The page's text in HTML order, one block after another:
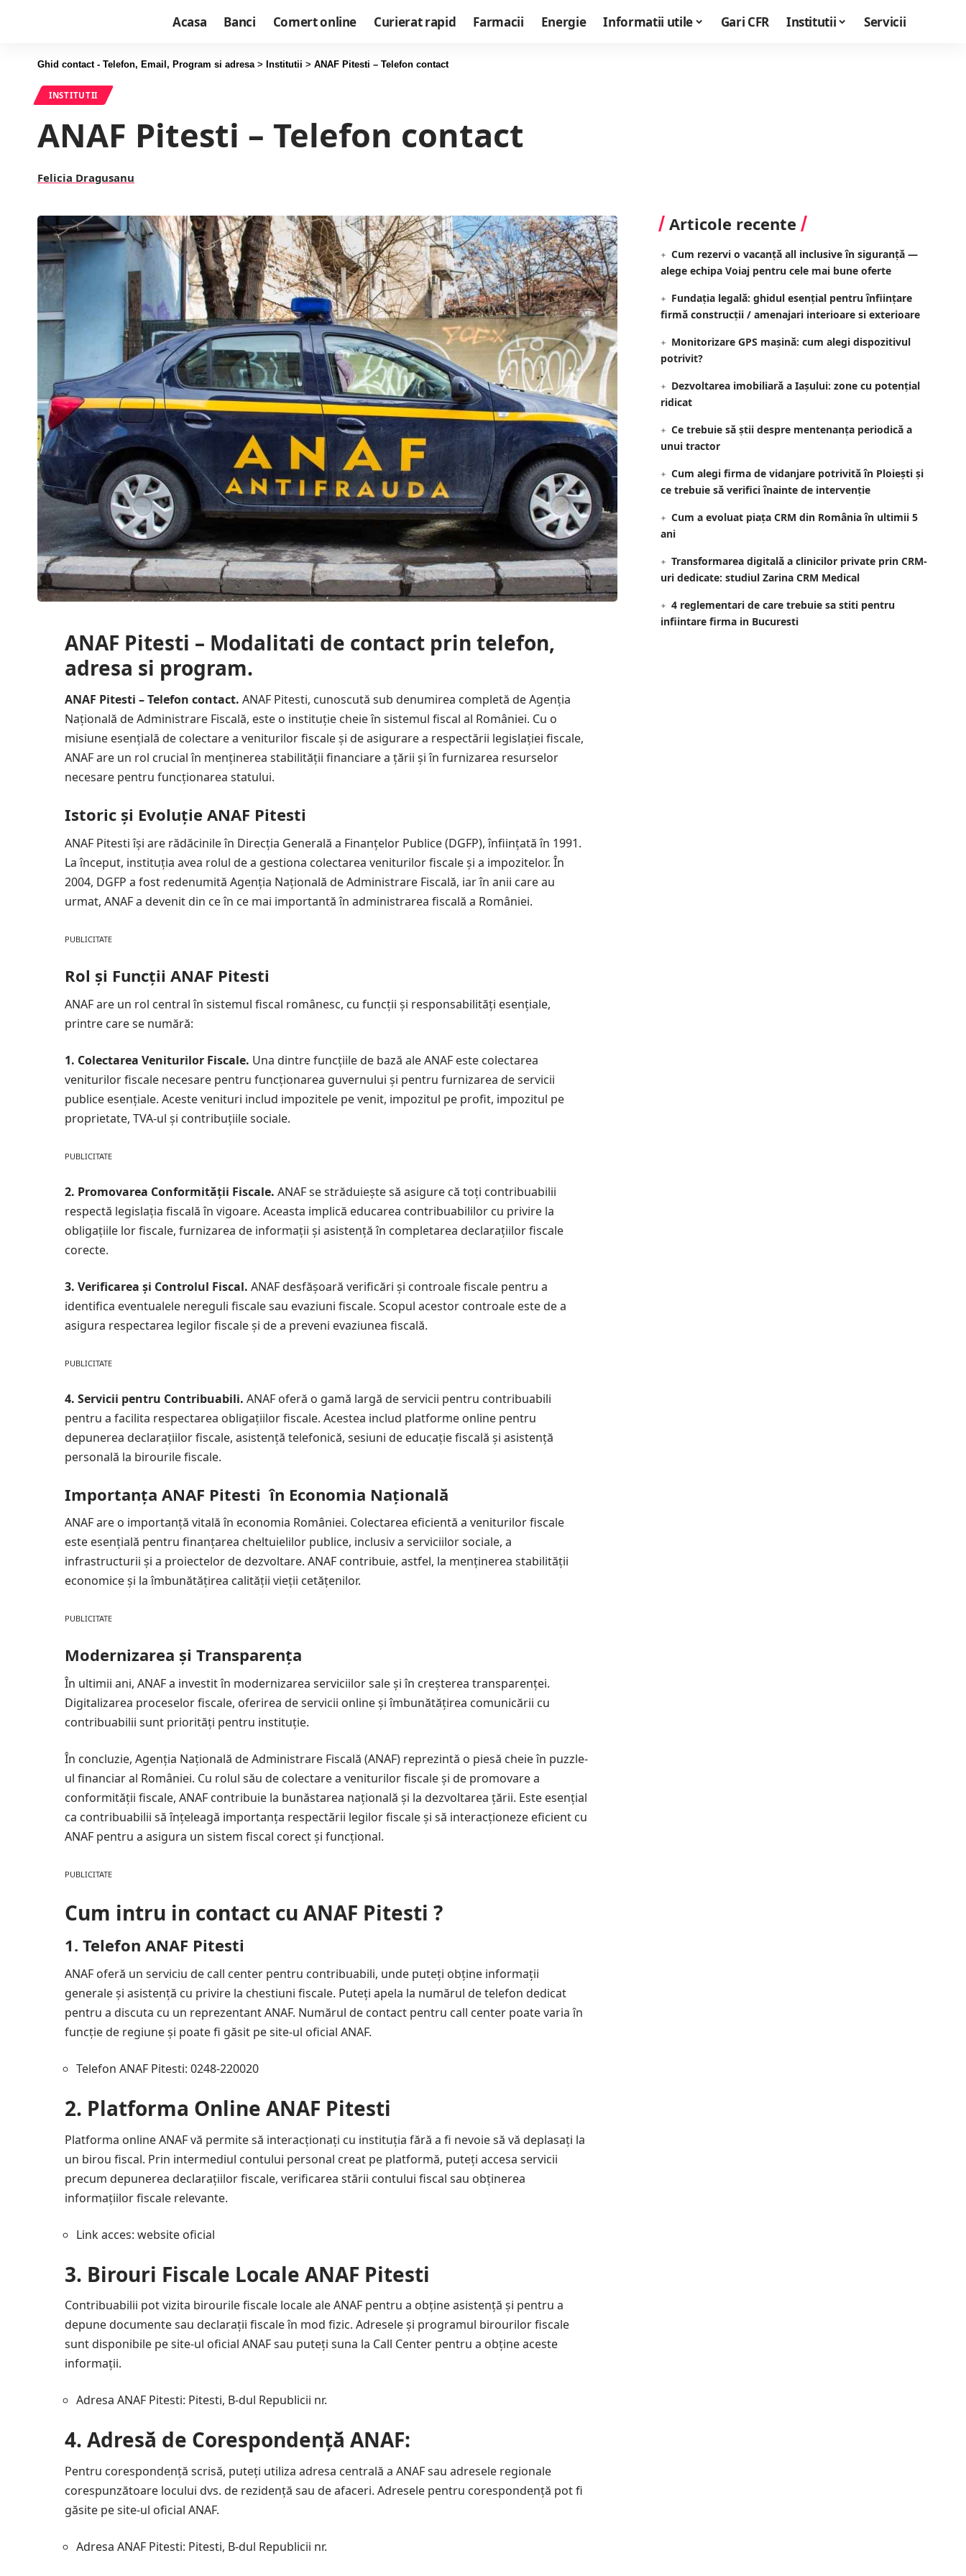
Acasa Banci Comert online Curierat rapid Farmacii Energie Informatii utile Gari CFR Institutii Servicii
Ghid contact - Telefon, Email, Program si adresa> Institutii > ANAF Pitesti – Telefon contact
INSTITUTII
ANAF Pitesti – Telefon contact
Felicia Dragusanu
ANAF Pitesti – Modalitati de contact prin telefon,
adresa si program.
ANAF Pitesti – Telefon contact. ANAF Pitesti, cunoscută sub denumirea completă de Agenția
Națională de Administrare Fiscală, este o instituție cheie în sistemul fiscal al României. Cu o
misiune esențială de colectare a veniturilor fiscale și de asigurare a respectării legislației fiscale,
ANAF are un rol crucial în menținerea stabilității financiare a țării și în furnizarea resurselor
necesare pentru funcționarea statului.
Istoric și Evoluție ANAF Pitesti
ANAF Pitesti își are rădăcinile în Direcția Generală a Finanțelor Publice (DGFP), înființată în 1991.
La început, instituția avea rolul de a gestiona colectarea veniturilor fiscale și a impozitelor. În
2004, DGFP a fost redenumită Agenția Națională de Administrare Fiscală, iar în anii care au
urmat, ANAF a devenit din ce în ce mai importantă în administrarea fiscală a României.
PUBLICITATE
Rol și Funcții ANAF Pitesti
ANAF are un rol central în sistemul fiscal românesc, cu funcții și responsabilități esențiale,
printre care se numără:
1. Colectarea Veniturilor Fiscale. Una dintre funcțiile de bază ale ANAF este colectarea
veniturilor fiscale necesare pentru funcționarea guvernului și pentru furnizarea de servicii
publice esențiale. Aceste venituri includ impozitele pe venit, impozitul pe profit, impozitul pe
proprietate, TVA-ul și contribuțiile sociale.
PUBLICITATE
2. Promovarea Conformității Fiscale.ANAF se străduiește să asigure că toți contribuabilii
respectă legislația fiscală în vigoare. Aceasta implică educarea contribuabililor cu privire la
obligațiile lor fiscale, furnizarea de informații și asistență în completarea declarațiilor fiscale
corecte.
3. Verificarea și Controlul Fiscal.ANAF desfășoară verificări și controale fiscale pentru a
identifica eventualele nereguli fiscale sau evaziuni fiscale. Scopul acestor controale este de a
asigura respectarea legilor fiscale și de a preveni evaziunea fiscală.
PUBLICITATE
4. Servicii pentru Contribuabili.ANAF oferă o gamă largă de servicii pentru contribuabili
pentru a facilita respectarea obligațiilor fiscale. Acestea includ platforme online pentru
depunerea declarațiilor fiscale, asistență telefonică, sesiuni de educație fiscală și asistență
personală la birourile fiscale.
Importanța ANAF Pitesti în Economia Națională
ANAF are o importanță vitală în economia României. Colectarea eficientă a veniturilor fiscale
este esențială pentru finanțarea cheltuielilor publice, inclusiv a serviciilor sociale, a
infrastructurii și a proiectelor de dezvoltare. ANAF contribuie, astfel, la menținerea stabilității
economice și la îmbunătățirea calității vieții cetățenilor.
PUBLICITATE
Modernizarea și Transparența
În ultimii ani, ANAF a investit în modernizarea serviciilor sale și în creșterea transparenței.
Digitalizarea proceselor fiscale, oferirea de servicii online și îmbunătățirea comunicării cu
contribuabilii sunt priorități pentru instituție.
În concluzie, Agenția Națională de Administrare Fiscală (ANAF) reprezintă o piesă cheie în puzzle-
ul financiar al României. Cu rolul său de colectare a veniturilor fiscale și de promovare a
conformității fiscale, ANAF contribuie la bunăstarea națională și la dezvoltarea țării. Este esențial
ca contribuabilii să înțeleagă importanța respectării legilor fiscale și să interacționeze eficient cu
ANAF pentru a asigura un sistem fiscal corect și funcțional.
PUBLICITATE
Cum intru in contact cu ANAF Pitesti ?
1.Telefon ANAF Pitesti
ANAF oferă un serviciu de call center pentru contribuabili, unde puteți obține informații
generale și asistență cu privire la chestiuni fiscale. Puteți apela la numărul de telefon dedicat
pentru a discuta cu un reprezentant ANAF. Numărul de contact pentru call center poate varia în
funcție de regiune și poate fi găsit pe site-ul oficial ANAF.
Telefon ANAF Pitesti: 0248-220020
2. Platforma Online ANAF Pitesti
Platforma online ANAF vă permite să interacționați cu instituția fără a fi nevoie să vă deplasați la
un birou fiscal. Prin intermediul contului personal creat pe platformă, puteți accesa servicii
precum depunerea declarațiilor fiscale, verificarea stării contului fiscal sau obținerea
informațiilor fiscale relevante.
Link acces:website oficial
3. Birouri Fiscale Locale ANAF Pitesti
Contribuabilii pot vizita birourile fiscale locale ale ANAF pentru a obține asistență și pentru a
depune documente sau declarații fiscale în mod fizic. Adresele și programul birourilor fiscale
sunt disponibile pe site-ul oficial ANAF sau puteți suna la Call Center pentru a obține aceste
informații.
Adresa ANAF Pitesti: Pitesti, B-dul Republicii nr.
4.Adresă de Corespondență ANAF:
Pentru corespondență scrisă, puteți utiliza adresa centrală a ANAF sau adresele regionale
corespunzătoare locului dvs. de rezidență sau de afaceri. Adresele pentru corespondență pot fi
găsite pe site-ul oficial ANAF.
Adresa ANAF Pitesti: Pitesti, B-dul Republicii nr.
Articole recente
Cum rezervi o vacanță all inclusive în siguranță —
alege echipa Voiaj pentru cele mai bune oferte
Fundația legală: ghidul esențial pentru înființare
firmă construcții / amenajari interioare si exterioare
Monitorizare GPS mașină: cum alegi dispozitivul
potrivit?
Dezvoltarea imobiliară a Iașului: zone cu potențial
ridicat
Ce trebuie să știi despre mentenanța periodică a
unui tractor
Cum alegi firma de vidanjare potrivită în Ploiești și
ce trebuie să verifici înainte de intervenție
Cum a evoluat piața CRM din România în ultimii 5
ani
Transformarea digitală a clinicilor private prin CRM-
uri dedicate: studiul Zarina CRM Medical
4 reglementari de care trebuie sa stiti pentru
infiintare firma in Bucuresti